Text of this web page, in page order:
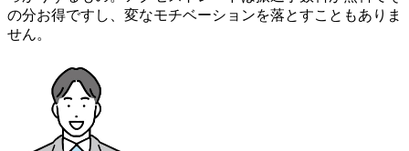
の分お得ですし、変なモチベーションを落とすこともありま
せん。